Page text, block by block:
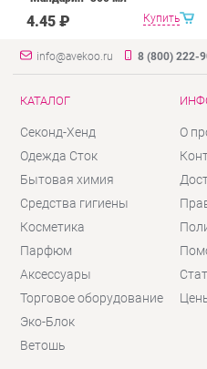
Купить
4.45 ₽
info@avekoo.ru 8 (800) 222-
КАТАЛОГ
Секонд-Хенд
Одежда Сток
Бытовая химия
Средства гигиены
Косметика
Парфюм
Аксессуары
Торговое оборудование
Эко-Блок
Ветошь
О